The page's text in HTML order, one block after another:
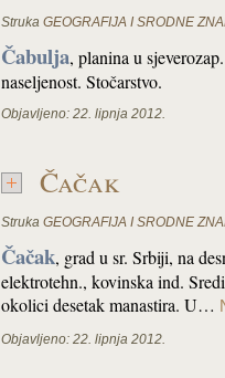
Struka GEOGRAFIJA I SRODNE
Čabulja, planina u
naseljenost. Stočarstvo.
Objavljeno: 22. lipnja 2012.
Čačak
Struka GEOGRAFIJA I SRODNE
Čačak, grad u sr. Srbiji, na
elektrotehn., kovinska ind.
okolici desetak manastira. U…
Objavljeno: 22. lipnja 2012.